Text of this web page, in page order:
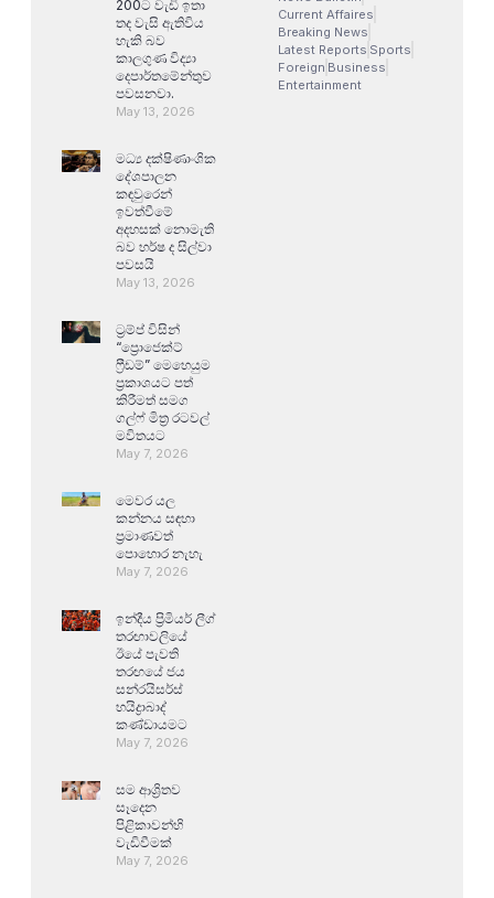
200ට වැඩි ඉතා
තද වැසි ඇතිවිය
හැකි බව
කාලගුණ විද්‍යා
දෙපාර්තමේන්තුව
පවසනවා.
May 13, 2026
මධ්‍ය දක්ෂිණාංශික
දේශපාලන
කඳවුරෙන්
ඉවත්වීමේ
අදහසක් නොමැති
බව හර්ෂ ද සිල්වා
පවසයි
May 13, 2026
ට්‍රම්ප් විසින්
“ප්‍රොජෙක්ට්
ෆ්‍රීඩම්” මෙහෙයුම
ප්‍රකාශයට පත්
කිරීමත් සමග
ගල්ෆ් මිත්‍ර රටවල්
මවිතයට
May 7, 2026
මෙවර යල
කන්නය සඳහා
ප්‍රමාණවත්
පොහොර නැහැ
May 7, 2026
ඉන්දීය ප්‍රිමියර් ලීග්
තරඟාවලියේ
ඊයේ පැවති
තරඟයේ ජය
සන්රයිසර්ස්
හයිද්‍රාබාද්
කණ්ඩායමට
May 7, 2026
සම ආශ්‍රිතව
සෑදෙන
පිළිකාවන්හි
වැඩිවීමක්
May 7, 2026
Current Affaires
Breaking News
Latest Reports Sports
Foreign Business
Entertainment